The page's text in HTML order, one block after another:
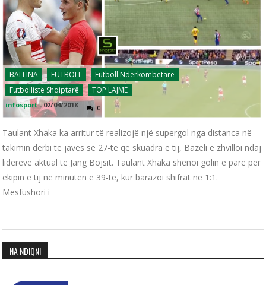
BALLINA FUTBOLL
Futboll Ndërkombëtarë
Futbollistë Shqiptarë
TOP LAJME
infosport -02/04/2018 0
Taulant Xhaka ka arritur të realizojë një supergol nga distanca në
takimin derbi të javës së 27-të që skuadra e tij, Bazeli e zhvilloi ndaj
liderëve aktual të Jang Bojsit. Taulant Xhaka shënoi golin e parë për
ekipin e tij në minutën e 39-të, kur barazoi shifrat në 1:1.
Mesfushori i
NA NDIQNI